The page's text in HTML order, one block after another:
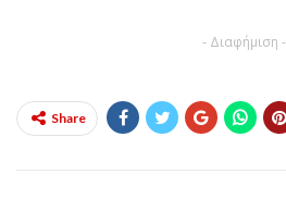
- Διαφήμιση -
Share